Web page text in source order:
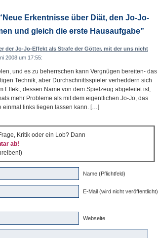
Erkentnisse über Diät, den Jo-Jo-
und gleich die erste Hausaufgabe”
der Jo-Jo-Effekt als Strafe der Götter, mit der uns nicht
2008 um 17:55:
und es zu beherrschen kann Vergnügen bereiten- das
Technik, aber Durchschnittsspieler verheddern sich
Effekt, dessen Name von dem Spielzeug abgeleitet ist,
mehr Probleme als mit dem eigentlichen Jo-Jo, das
einmal links liegen lassen kann. […]
Kritik oder ein Lob? Dann
ab!
Name (Pflichtfeld)
E-Mail (wird nicht veröffentlicht)
Webseite